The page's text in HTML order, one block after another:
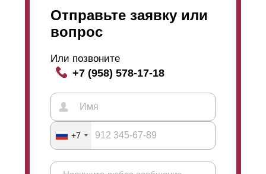
Отправьте заявку или
вопрос
Или позвоните
+7 (958) 578-17-18
+7